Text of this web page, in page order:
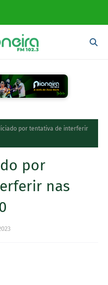
por tentativa de interferir
por
nas